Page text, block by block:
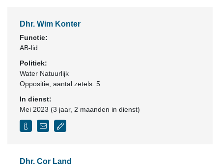
Dhr. Wim Konter
Functie:
AB-lid
Politiek:
Water Natuurlijk
Oppositie , aantal zetels: 5
In dienst:
Mei 2023 (3 jaar, 2 maanden in dienst)
Dhr. Cor Land